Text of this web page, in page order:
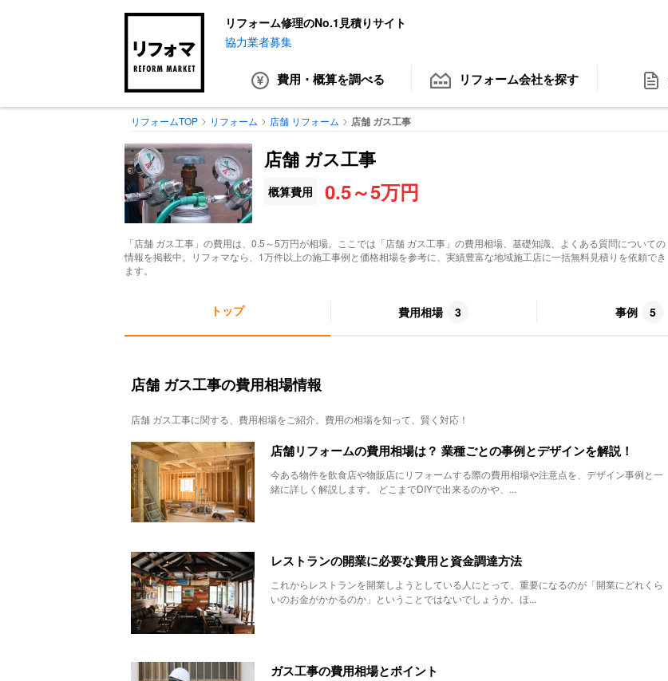
リフォーム修理のNo.1見積りサイト
協力業者募集
費用・概算を調べる リフォーム会社を探す
リフォームTOP リフォーム 店舗 リフォーム 店舗 ガス工事
店舗 ガス工事
概算費用 0.5～5万円
「店舗 ガス工事 」の費用は、0.5～5万円が相場。ここでは「店舗 ガス工事 」の費用相場、基礎知識、よくある質問についての
情報を掲載中。リフォマなら、1万件以上の施工事例と価格相場を参考に、実績豊富な地域施工店に一括無料見積りを依頼でき
ます。
トップ 費用相場 3 事例 5
店舗 ガス工事の費用相場情報
店舗 ガス工事に関する、費用相場をご紹介。費用の相場を知って、賢く対応！
店舗リフォームの費用相場は？ 業種ごとの事例とデザインを解説！
今ある物件を飲食店や物販店にリフォームする際の費用相場や注意点を、デザイン事例と一
緒に詳しく解説します。 どこまでDIYで出来るのかや、...
レストランの開業に必要な費用と資金調達方法
これからレストランを開業しようとしている人にとって、重要になるのが「開業にどれくら
いのお金がかかるのか」ということではないでしょうか。ほ...
ガス工事の費用相場とポイント